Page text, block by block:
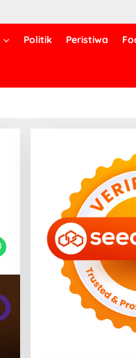
Politik Peristiwa